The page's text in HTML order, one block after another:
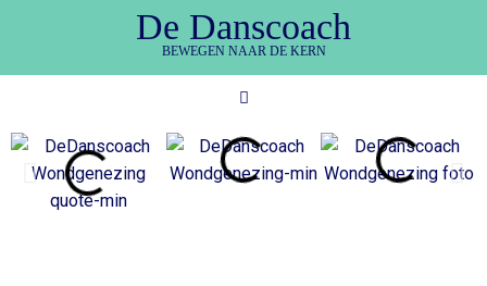
De Danscoach
BEWEGEN NAAR DE KERN